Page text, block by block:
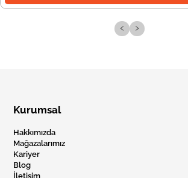
‹ ›
Kurumsal
Hakkımızda
Mağazalarımız
Kariyer
Blog
İletişim